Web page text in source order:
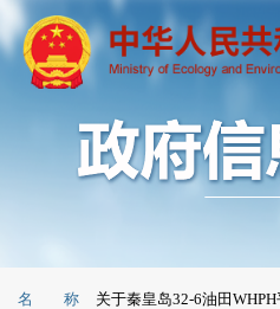
名 称
关于秦皇岛32-6油田